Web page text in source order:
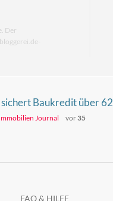
Der
Baukredit über 62
für Mietobjekt in
Journal vor 35
FAQ & HILFE